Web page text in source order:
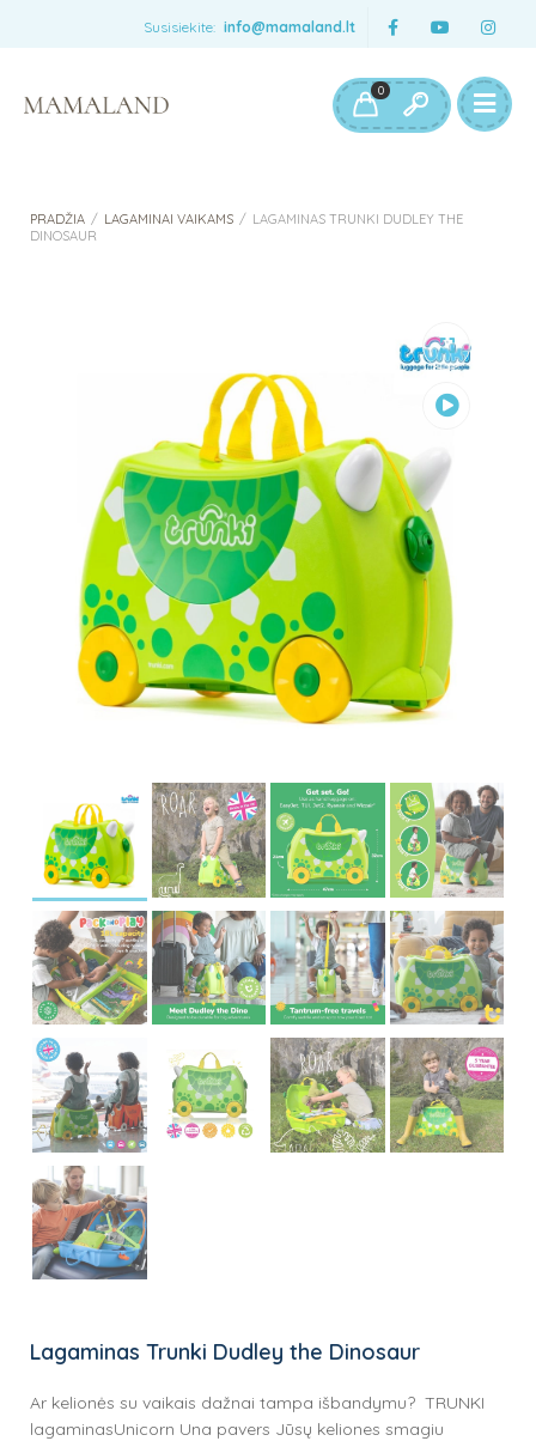
Susisiekite: info@mamaland.lt
0
PRADŽIA / LAGAMINAI VAIKAMS / LAGAMINAS TRUNKI DUDLEY THE
DINOSAUR
Peržiūrėti
vaizdo
įrašą
Lagaminas Trunki Dudley the Dinosaur
Ar kelionės su vaikais dažnai tampa išbandymu? TRUNKI
lagaminasUnicorn Una pavers Jūsų keliones smagiu